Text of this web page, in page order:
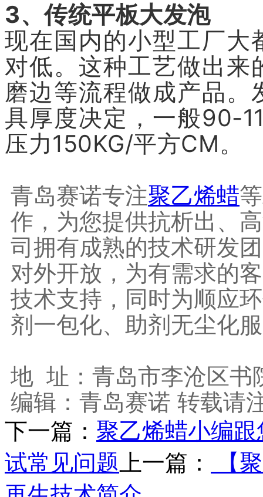
3、传统平板大发泡
现在国内的小型工厂大
对低。这种工艺做出来
磨边等流程做成产品。
具厚度决定，一般90-
压力150KG/平方CM。
青岛赛诺专注聚乙烯蜡
作，为您提供抗析出、
司拥有成熟的技术研发
对外开放，为有需求的
技术支持，同时为顺应
剂一包化、助剂无尘化
地 址：青岛市李沧区书
编辑：青岛赛诺 转载请
下一篇： 聚乙烯蜡小编
试常见问题 上一篇：
【